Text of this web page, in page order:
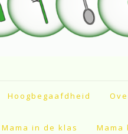
Hoogbegaafdheid
Mama in de klas Mama